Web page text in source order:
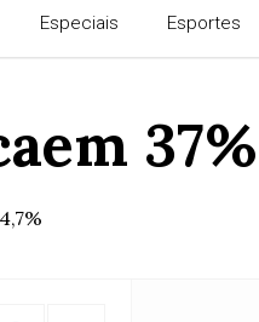
Especiais Esportes